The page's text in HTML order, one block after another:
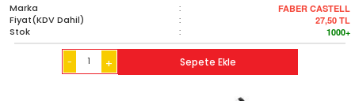
Marka
: FABER CASTELL
Fiyat(KDV Dahil) : 27,50 TL
Stok : 1000+
- + Sepete Ekle